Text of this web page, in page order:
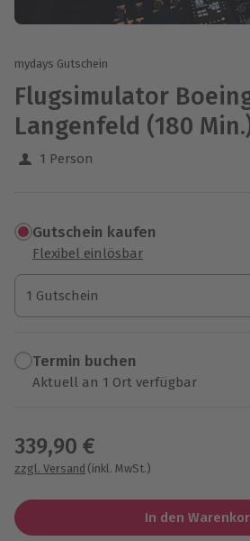
mydays Gutschein
Flugsimulator
Langenfeld (180
1 Person
Gutschein kaufen
Flexibel einlösbar
1 Gutschein
1 Gutschein
1 Gutschein
Termin buchen
Aktuell an 1 Ort verfügbar
339,90 €
zzgl. Versand (inkl. MwSt.)
In den